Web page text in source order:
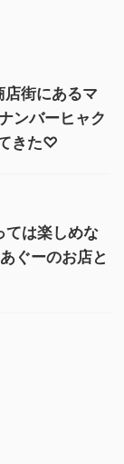
街にあるマ
ンバーヒャク
きた♡
は楽しめな
ぐーのお店と